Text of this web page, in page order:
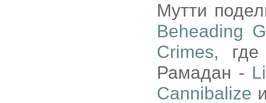
Мутти
Beheading
Crimes, где
Рамадан -
Cannibalize